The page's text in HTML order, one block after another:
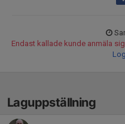
Endast kallade kunde anmäla
Laguppställning